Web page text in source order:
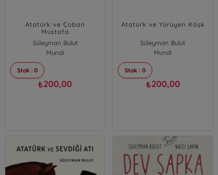
Atatürk ve Çoban
Mustafa
Süleyman Bulut
Mundi
Stok : 0
₺200,00
Atatürk ve Yürüyen Köşk
Süleyman Bulut
Mundi
Stok : 0
₺200,00